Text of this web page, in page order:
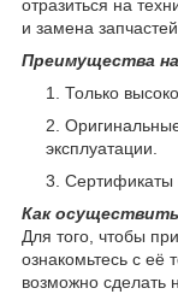
отразиться на
и замена
Преимущества
Только
эксплуатации.
Сертификаты
Как
Для того, чтобы
ознакомьтесь с её
возможно сделать